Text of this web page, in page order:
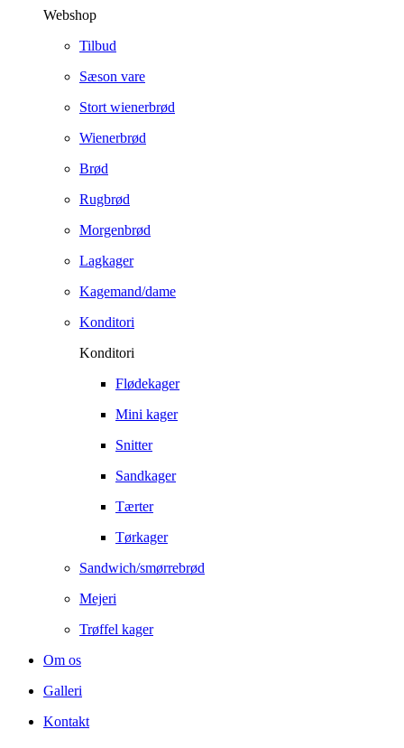
Webshop
Tilbud
Sæson vare
Stort wienerbrød
Wienerbrød
Brød
Rugbrød
Morgenbrød
Lagkager
Kagemand/dame
Konditori
Konditori
Flødekager
Mini kager
Snitter
Sandkager
Tærter
Tørkager
Sandwich/smørrebrød
Mejeri
Trøffel kager
Om os
Galleri
Kontakt